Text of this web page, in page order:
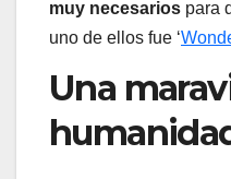
muy necesarios para
uno de ellos fue ‘
Una